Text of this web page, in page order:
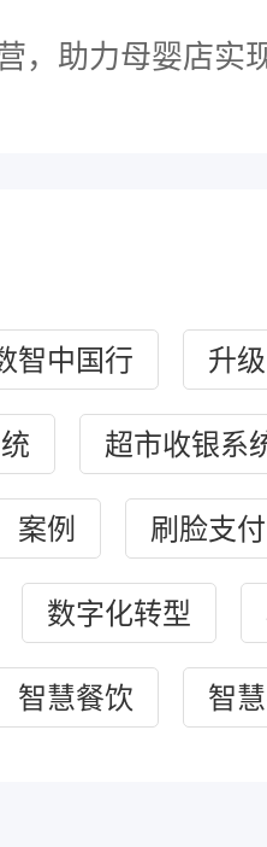
，助力母婴店实
智中国行 升
超市收银系
案例 刷脸支付
数字化转型
智慧餐饮 智